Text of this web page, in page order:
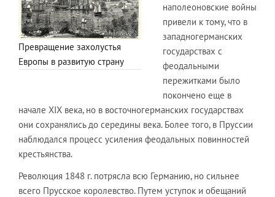
Превращение захолустья
Европы в развитую страну
наполеоновские войны
привели к тому, что в
западногерманских
государствах с
феодальными
пережитками было
покончено еще в
начале XIX века, но в восточногерманских государствах
они сохранялись до середины века. Более того, в Пруссии
наблюдался процесс усиления феодальных повинностей
крестьянства.
Революция 1848 г. потрясла всю Германию, но сильнее
всего Прусское королевство. Путем уступок и обещаний